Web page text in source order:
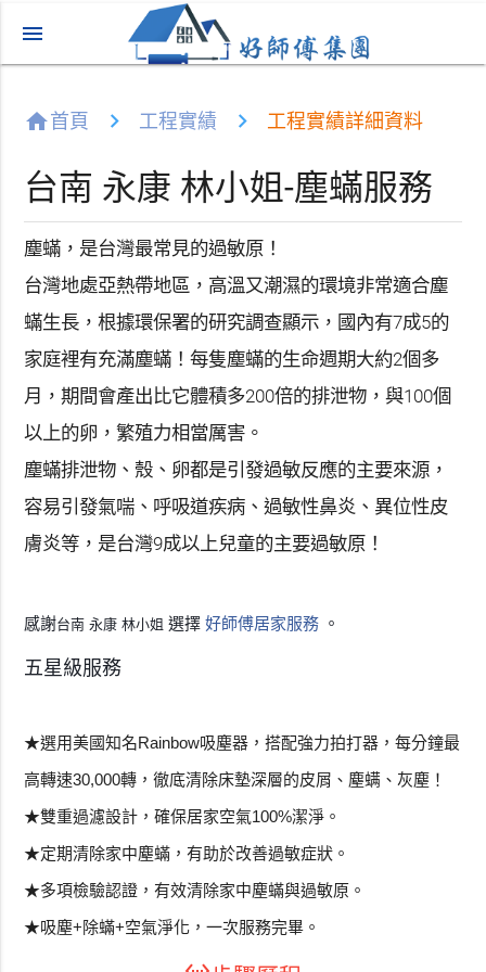
menu
home首頁 工程實績 工程實績詳細資料
台南 永康 林小姐-塵蟎服務
塵蟎，是台灣最常見的過敏原！
台灣地處亞熱帶地區，高溫又潮濕的環境非常適合塵
蟎生長，根據環保署的研究調查顯示，國內有7成5的
家庭裡有充滿塵蟎！每隻塵蟎的生命週期大約2個多
月，期間會產出比它體積多200倍的排泄物，與100個
以上的卵，繁殖力相當厲害。
塵蟎排泄物、殼、卵都是引發過敏反應的主要來源，
容易引發氣喘、呼吸道疾病、過敏性鼻炎、異位性皮
膚炎等，是台灣9成以上兒童的主要過敏原！
感謝台南 永康 林小姐 選擇好師傅居家服務 。
五星級服務
★選用美國知名Rainbow吸塵器，搭配強力拍打器，每分鐘最
高轉速30,000轉，徹底清除床墊深層的皮屑、塵螨、灰塵！
★雙重過濾設計，確保居家空氣100%潔淨。
★定期清除家中塵蟎，有助於改善過敏症狀。
★多項檢驗認證，有效清除家中塵蟎與過敏原。
★吸塵+除蟎+空氣淨化，一次服務完畢。